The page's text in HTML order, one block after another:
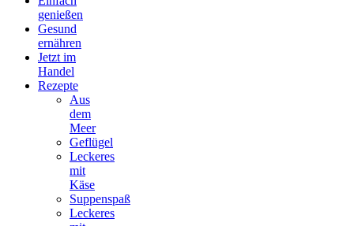
genießen
Gesund
ernähren
Jetzt im
Handel
Rezepte
Aus
dem
Meer
Geflügel
Leckeres
mit
Käse
Suppenspaß
Leckeres